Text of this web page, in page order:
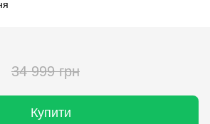
34 999 грн
Купити